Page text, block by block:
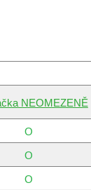
NEOMEZENĚ
O
O
O